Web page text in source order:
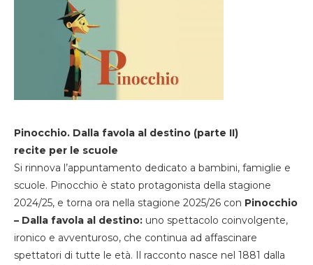
Pinocchio. Dalla favola al destino (parte II)
recite per le scuole
Si rinnova l’appuntamento dedicato a bambini, famiglie e
scuole. Pinocchio è stato protagonista della stagione
2024/25, e torna ora nella stagione 2025/26 con Pinocchio
– Dalla favola al destino: uno spettacolo coinvolgente,
ironico e avventuroso, che continua ad affascinare
spettatori di tutte le età. Il racconto nasce nel 1881 dalla